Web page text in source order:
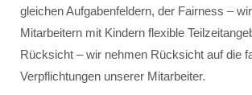
gleichen Aufgabenfeldern, der Fairness –
Mitarbeitern mit Kindern flexible
Rücksicht – wir nehmen Rücksicht auf die
Verpflichtungen unserer Mitarbeiter.